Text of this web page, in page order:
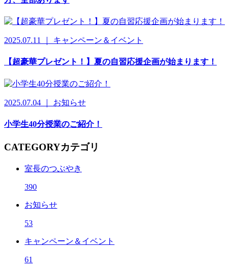
2025.07.11 ｜ キャンペーン＆イベント
【超豪華プレゼント！】夏の自習応援企画が始まります！
2025.07.04 ｜ お知らせ
小学生40分授業のご紹介！
CATEGORYカテゴリ
室長のつぶやき
390
お知らせ
53
キャンペーン＆イベント
61